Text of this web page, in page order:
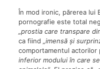
În mod ironic, părerea lui
pornografie este total
„prostia care transpare
ca fiind „imensă și
comportamentul actorilor
inferior modului în care